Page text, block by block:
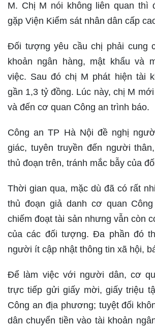
M. Chị M nói không liên quan thì
gặp Viện Kiểm sát nhân dân cấp
Đối tượng yêu cầu chị phải cung
khoản ngân hàng, mật khẩu và
việc. Sau đó chị M phát hiện tài
gần 1,3 tỷ đồng. Lúc này, chị M
và đến cơ quan Công an trình báo.
Công an TP Hà Nội đề nghị
giác, tuyên truyền đến người
thủ đoạn trên, tránh mắc bẫy của
Thời gian qua, mặc dù đã có rất
thủ đoạn giả danh cơ quan
chiếm đoạt tài sản nhưng vẫn còn
của các đối tượng. Đa phần đó
người ít cập nhật thông tin xã hội,
Để làm việc với người dân, cơ
trực tiếp gửi giấy mời, giấy triệu
Công an địa phương; tuyệt đối
dân chuyển tiền vào tài khoản